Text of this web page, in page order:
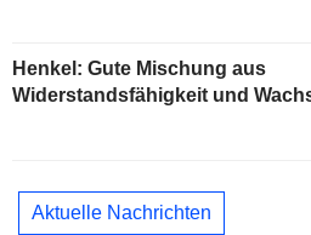
Henkel: Gute Mischung aus
Widerstandsfähigkeit und
Aktuelle Nachrichten